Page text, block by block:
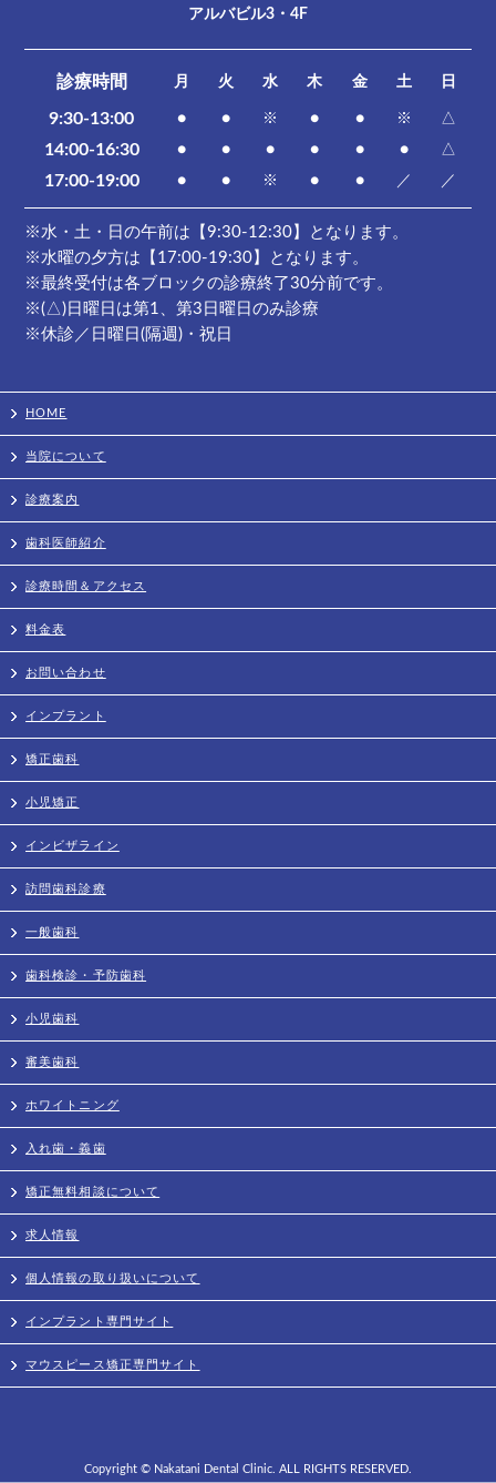
アルバビル3・4F
診療時間 月 火 水 木 金 土 日
9:30-13:00 ● ● ※ ● ● ※ △
14:00-16:30 ● ● ● ● ● ● △
17:00-19:00 ● ● ※ ● ● ／ ／
※水・土・日の午前は【9:30-12:30】となります。
※水曜の夕方は【17:00-19:30】となります。
※最終受付は各ブロックの診療終了30分前です。
※(△)日曜日は第1、第3日曜日のみ診療
※休診／日曜日(隔週)・祝日
HOME
当院について
診療案内
歯科医師紹介
診療時間＆アクセス
料金表
お問い合わせ
インプラント
矯正歯科
小児矯正
インビザライン
訪問歯科診療
一般歯科
歯科検診・予防歯科
小児歯科
審美歯科
ホワイトニング
入れ歯・義歯
矯正無料相談について
求人情報
個人情報の取り扱いについて
インプラント専門サイト
マウスピース矯正専門サイト
Copyright © Nakatani Dental Clinic. ALL RIGHTS RESERVED.